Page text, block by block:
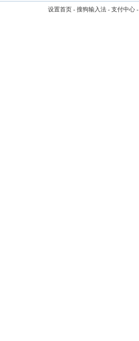
设置首页- 搜狗输入法- 支付中心-